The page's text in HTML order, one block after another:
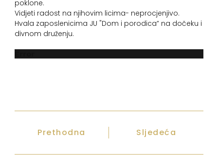
poklone.
Vidjeti radost na njihovim licima- neprocjenjivo.
Hvala zaposlenicima JU "Dom i porodica” na dočeku i
divnom druženju.
Prethodna Sljedeća